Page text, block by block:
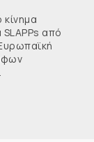
SLAPPs από